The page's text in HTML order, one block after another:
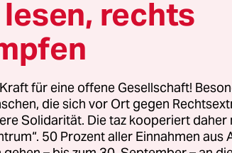
ab. Am Montag konnte
Vjasna
melden.
mit
bewegungslos am Boden
die Verletzten
rechts
für eine offene Gesellschaft!
die sich vor Ort gegen
Solidarität. Die taz kooperiert daher
50 Prozent aller Einnahmen aus